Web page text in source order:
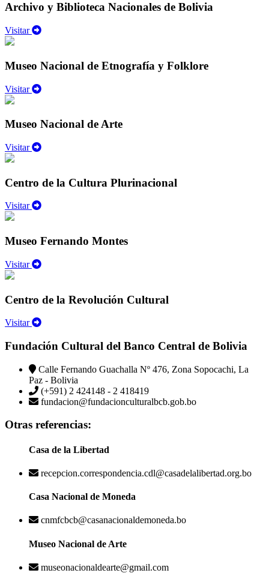
Archivo y Biblioteca Nacionales de Bolivia
Visitar
Museo Nacional de Etnografía y Folklore
Visitar
Museo Nacional de Arte
Visitar
Centro de la Cultura Plurinacional
Visitar
Museo Fernando Montes
Visitar
Centro de la Revolución Cultural
Visitar
Fundación Cultural del Banco Central de Bolivia
Calle Fernando Guachalla Nº 476, Zona Sopocachi, La
Paz - Bolivia
(+591) 2 424148 - 2 418419
fundacion@fundacionculturalbcb.gob.bo
Otras referencias:
Casa de la Libertad
recepcion.correspondencia.cdl@casadelalibertad.org.bo
Casa Nacional de Moneda
cnmfcbcb@casanacionaldemoneda.bo
Museo Nacional de Arte
museonacionaldearte@gmail.com